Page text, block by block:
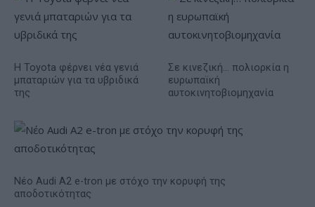
Η Toyota φέρνει νέα γενιά
μπαταριών για τα υβριδικά
της
Σε κινεζική… πολιορκία η
ευρωπαϊκή
αυτοκινητοβιομηχανία
Νέο Audi A2 e-tron με στόχο την κορυφή της
αποδοτικότητας